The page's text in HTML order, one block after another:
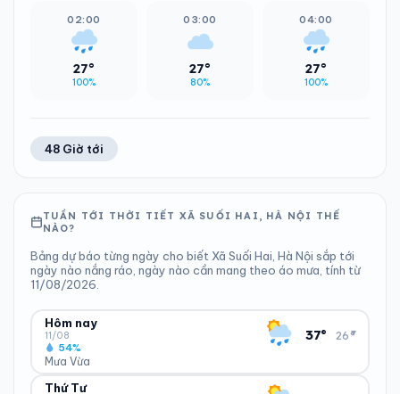
02:00
27°
100%
03:00
27°
80%
04:00
27°
100%
48 Giờ tới
TUẦN TỚI THỜI TIẾT XÃ SUỐI HAI, HÀ NỘI THẾ
NÀO?
Bảng dự báo từng ngày cho biết Xã Suối Hai, Hà Nội sắp tới
ngày nào nắng ráo, ngày nào cần mang theo áo mưa, tính từ
11/08/2026.
Hôm nay
11/08
Mưa Vừa
54%
37° 26°
▾
ĐỘ ẨM
Thứ Tư